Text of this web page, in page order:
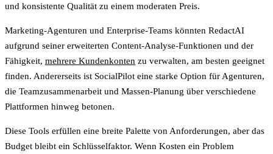
und konsistente Qualität zu einem moderaten Preis.
Marketing-Agenturen und Enterprise-Teams könnten RedactAI
aufgrund seiner erweiterten Content-Analyse-Funktionen und der
Fähigkeit, mehrere Kundenkonten zu verwalten, am besten geeignet
finden. Andererseits ist SocialPilot eine starke Option für Agenturen,
die Teamzusammenarbeit und Massen-Planung über verschiedene
Plattformen hinweg betonen.
Diese Tools erfüllen eine breite Palette von Anforderungen, aber das
Budget bleibt ein Schlüsselfaktor. Wenn Kosten ein Problem